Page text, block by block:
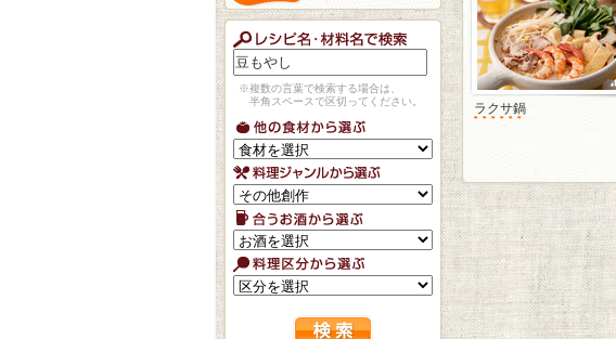
※複数の言葉で検索する場合は、
半角スペースで区切ってください。
ラクサ鍋